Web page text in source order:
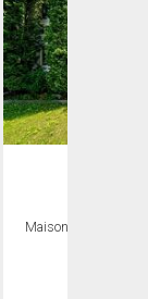
Maison